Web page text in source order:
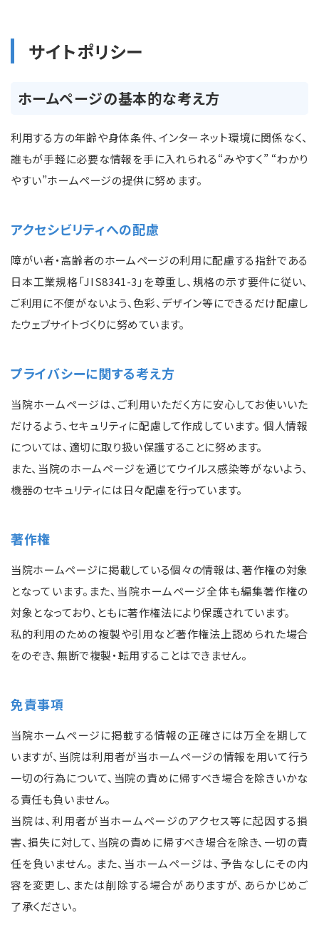
サイトポリシー
ホームページの基本的な考え方
利用する方の年齢や身体条件、インターネット環境に関係なく、
誰もが手軽に必要な情報を手に入れられる“みやすく” “わかり
やすい”ホームページの提供に努めます。
アクセシビリティへの配慮
障がい者・高齢者のホームページの利用に配慮する指針である
日本工業規格「JIS8341-3」を尊重し、規格の示す要件に従い、
ご利用に不便がないよう、色彩、デザイン等にできるだけ配慮し
たウェブサイトづくりに努めています。
プライバシーに関する考え方
当院ホームページは、ご利用いただく方に安心してお使いいた
だけるよう、セキュリティに配慮して作成しています。 個人情報
については、適切に取り扱い保護することに努めます。
また、当院のホームページを通じてウイルス感染等がないよう、
機器のセキュリティには日々配慮を行っています。
著作権
当院ホームページに掲載している個々の情報は、著作権の対象
となっています。また、当院ホームページ全体も編集著作権の
対象となっており、ともに著作権法により保護されています。
私的利用のための複製や引用など著作権法上認められた場合
をのぞき、無断で複製・転用することはできません。
免責事項
当院ホームページに掲載する情報の正確さには万全を期して
いますが、当院は利用者が当ホームページの情報を用いて行う
一切の行為について、当院の責めに帰すべき場合を除きいかな
る責任も負いません。
当院は、利用者が当ホームページのアクセス等に起因する損
害、損失に対して、当院の責めに帰すべき場合を除き、一切の責
任を負いません。 また、当ホームページは、予告なしにその内
容を変更し、または削除する場合がありますが、あらかじめご
了承ください。